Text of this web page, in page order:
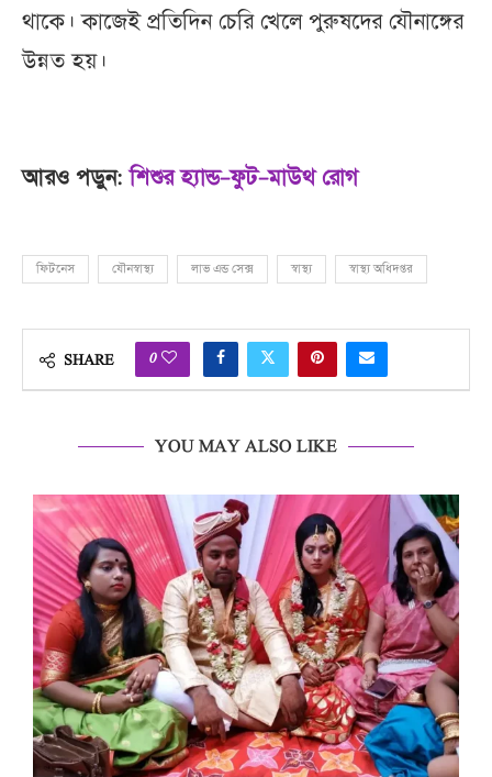
থাকে। কাজেই প্রতিদিন চেরি খেলে পুরুষদের যৌনাঙ্গের
উন্নত হয়।
আরও পড়ুন:শিশুর হ্যান্ড–ফুট–মাউথ রোগ
ফিটনেস যৌনস্বাস্থ্য লাভ এন্ড সেক্স স্বাস্থ্য স্বাস্থ্য অধিদপ্তর
SHARE 0
YOU MAY ALSO LIKE